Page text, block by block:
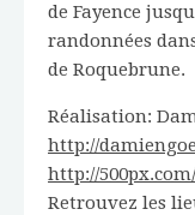
de Fayence
randonnées
de Roquebrune.
Réalisation:
http://
http://
Retrouvez les